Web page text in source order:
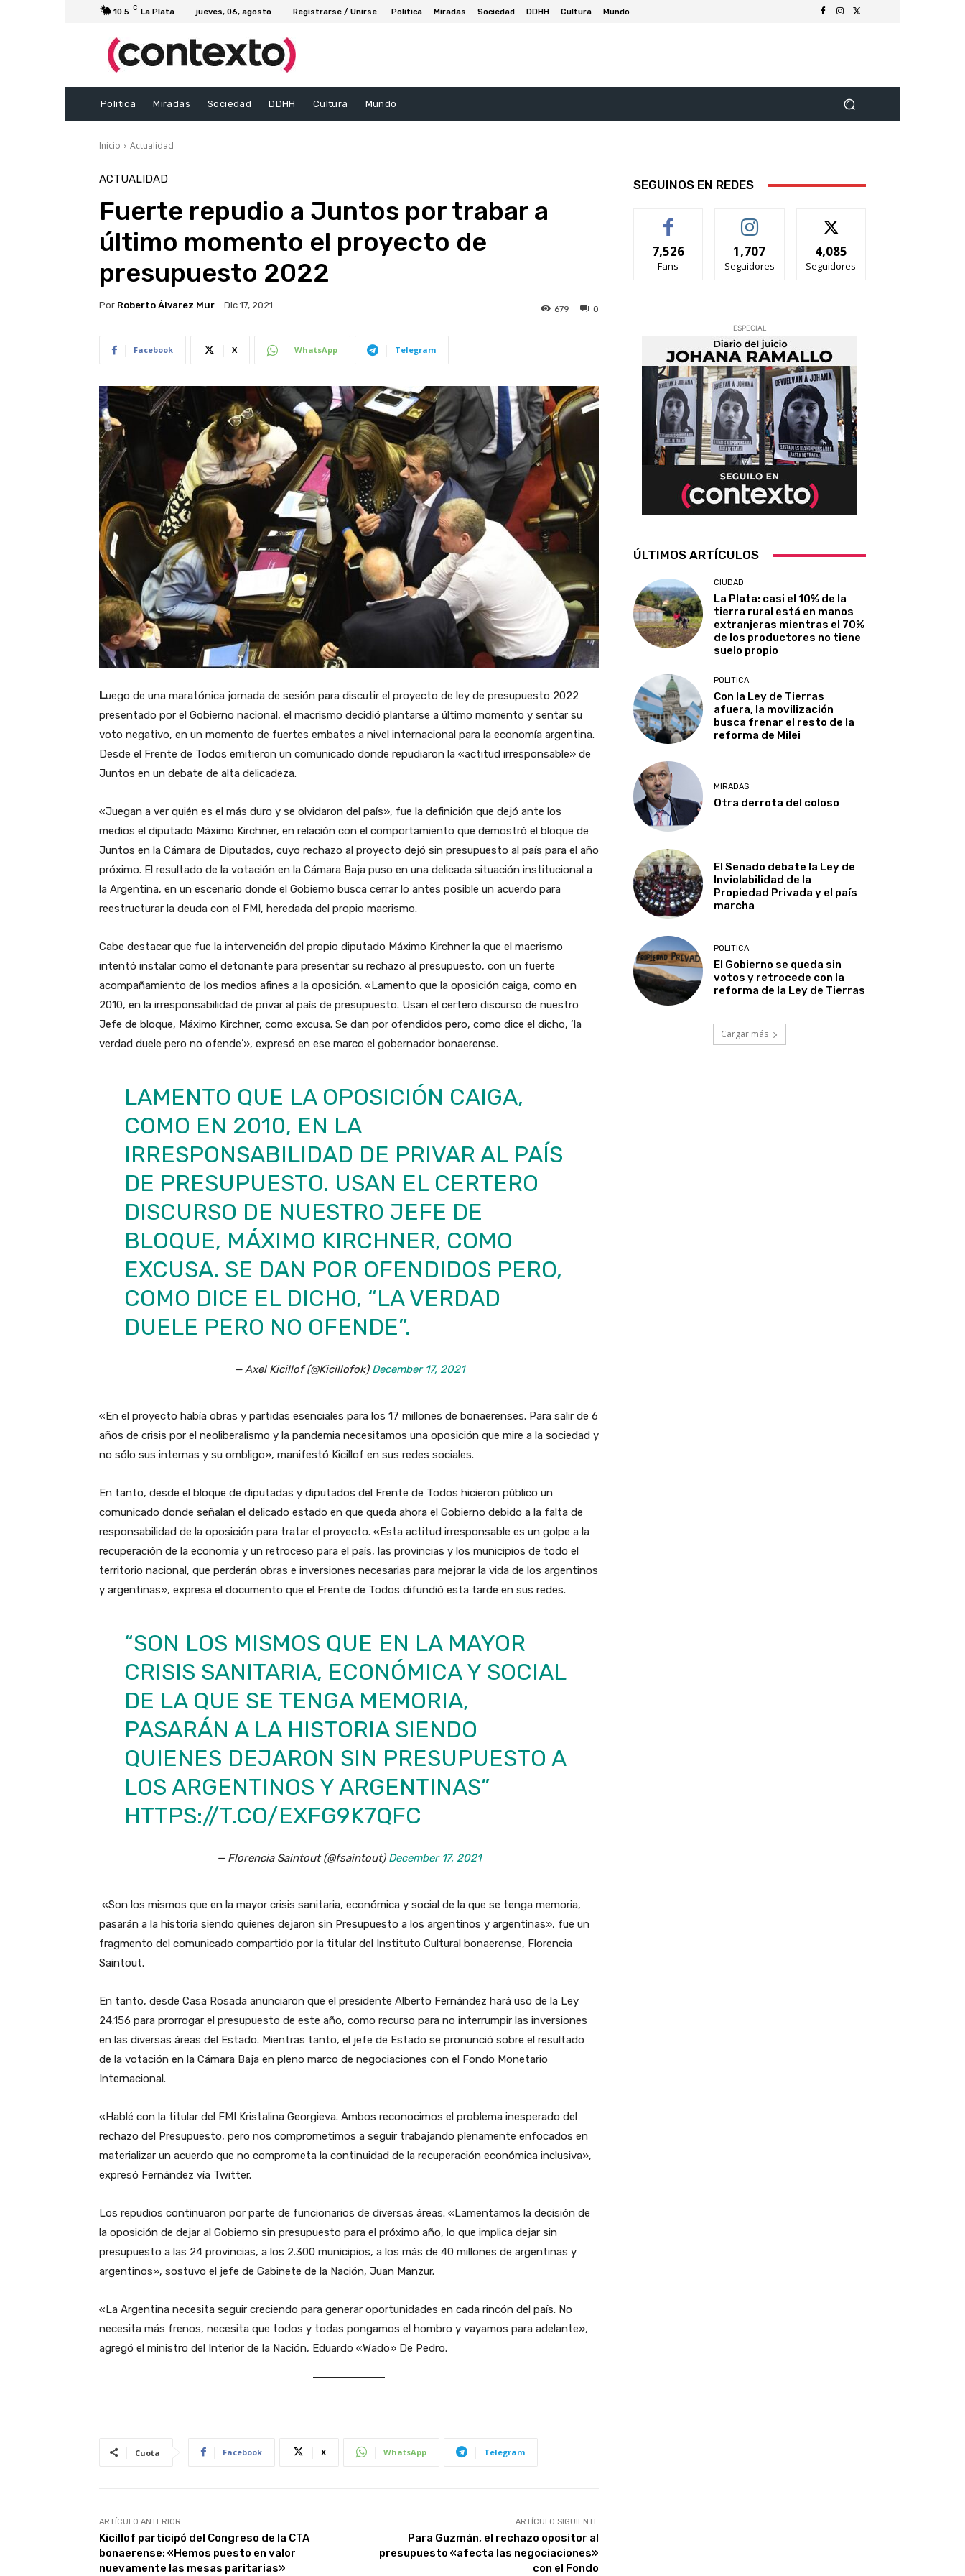
10.5 C La Plata jueves, 06, agosto Registrarse / Unirse Politica Miradas Sociedad DDHH Cultura Mundo
Politica Miradas Sociedad DDHH Cultura Mundo
Inicio Actualidad
ACTUALIDAD
Fuerte repudio a Juntos por trabar a
último momento el proyecto de
presupuesto 2022
Por Roberto Álvarez Mur Dic 17, 2021 0
679
Facebook X WhatsApp Telegram
Luego de una maratónica jornada de sesión para discutir el proyecto de ley de presupuesto 2022
presentado por el Gobierno nacional, el macrismo decidió plantarse a último momento y sentar su
voto negativo, en un momento de fuertes embates a nivel internacional para la economía argentina.
Desde el Frente de Todos emitieron un comunicado donde repudiaron la «actitud irresponsable» de
Juntos en un debate de alta delicadeza.
«Juegan a ver quién es el más duro y se olvidaron del país», fue la definición que dejó ante los
medios el diputado Máximo Kirchner, en relación con el comportamiento que demostró el bloque de
Juntos en la Cámara de Diputados, cuyo rechazo al proyecto dejó sin presupuesto al país para el año
próximo. El resultado de la votación en la Cámara Baja puso en una delicada situación institucional a
la Argentina, en un escenario donde el Gobierno busca cerrar lo antes posible un acuerdo para
reestructurar la deuda con el FMI, heredada del propio macrismo.
Cabe destacar que fue la intervención del propio diputado Máximo Kirchner la que el macrismo
intentó instalar como el detonante para presentar su rechazo al presupuesto, con un fuerte
acompañamiento de los medios afines a la oposición. «Lamento que la oposición caiga, como en
2010, en la irresponsabilidad de privar al país de presupuesto. Usan el certero discurso de nuestro
Jefe de bloque, Máximo Kirchner, como excusa. Se dan por ofendidos pero, como dice el dicho, ‘la
verdad duele pero no ofende’», expresó en ese marco el gobernador bonaerense.
LAMENTO QUE LA OPOSICIÓN CAIGA,
COMO EN 2010, EN LA
IRRESPONSABILIDAD DE PRIVAR AL PAÍS
DE PRESUPUESTO. USAN EL CERTERO
DISCURSO DE NUESTRO JEFE DE
BLOQUE, MÁXIMO KIRCHNER, COMO
EXCUSA. SE DAN POR OFENDIDOS PERO,
COMO DICE EL DICHO, “LA VERDAD
DUELE PERO NO OFENDE”.
— Axel Kicillof (@Kicillofok) December 17, 2021
«En el proyecto había obras y partidas esenciales para los 17 millones de bonaerenses. Para salir de 6
años de crisis por el neoliberalismo y la pandemia necesitamos una oposición que mire a la sociedad y
no sólo sus internas y su ombligo», manifestó Kicillof en sus redes sociales.
En tanto, desde el bloque de diputadas y diputados del Frente de Todos hicieron público un
comunicado donde señalan el delicado estado en que queda ahora el Gobierno debido a la falta de
responsabilidad de la oposición para tratar el proyecto. «Esta actitud irresponsable es un golpe a la
recuperación de la economía y un retroceso para el país, las provincias y los municipios de todo el
territorio nacional, que perderán obras e inversiones necesarias para mejorar la vida de los argentinos
y argentinas», expresa el documento que el Frente de Todos difundió esta tarde en sus redes.
“SON LOS MISMOS QUE EN LA MAYOR
CRISIS SANITARIA, ECONÓMICA Y SOCIAL
DE LA QUE SE TENGA MEMORIA,
PASARÁN A LA HISTORIA SIENDO
QUIENES DEJARON SIN PRESUPUESTO A
LOS ARGENTINOS Y ARGENTINAS”
HTTPS://T.CO/EXFG9K7QFC
— Florencia Saintout (@fsaintout) December 17, 2021
«Son los mismos que en la mayor crisis sanitaria, económica y social de la que se tenga memoria,
pasarán a la historia siendo quienes dejaron sin Presupuesto a los argentinos y argentinas», fue un
fragmento del comunicado compartido por la titular del Instituto Cultural bonaerense, Florencia
Saintout.
En tanto, desde Casa Rosada anunciaron que el presidente Alberto Fernández hará uso de la Ley
24.156 para prorrogar el presupuesto de este año, como recurso para no interrumpir las inversiones
en las diversas áreas del Estado. Mientras tanto, el jefe de Estado se pronunció sobre el resultado
de la votación en la Cámara Baja en pleno marco de negociaciones con el Fondo Monetario
Internacional.
«Hablé con la titular del FMI Kristalina Georgieva. Ambos reconocimos el problema inesperado del
rechazo del Presupuesto, pero nos comprometimos a seguir trabajando plenamente enfocados en
materializar un acuerdo que no comprometa la continuidad de la recuperación económica inclusiva»,
expresó Fernández vía Twitter.
Los repudios continuaron por parte de funcionarios de diversas áreas. «Lamentamos la decisión de
la oposición de dejar al Gobierno sin presupuesto para el próximo año, lo que implica dejar sin
presupuesto a las 24 provincias, a los 2.300 municipios, a los más de 40 millones de argentinas y
argentinos», sostuvo el jefe de Gabinete de la Nación, Juan Manzur.
«La Argentina necesita seguir creciendo para generar oportunidades en cada rincón del país. No
necesita más frenos, necesita que todos y todas pongamos el hombro y vayamos para adelante»,
agregó el ministro del Interior de la Nación, Eduardo «Wado» De Pedro.
Cuota Facebook X WhatsApp Telegram
ARTÍCULO ANTERIOR
Kicillof participó del Congreso de la CTA
bonaerense: «Hemos puesto en valor
nuevamente las mesas paritarias»
ARTÍCULO SIGUIENTE
Para Guzmán, el rechazo opositor al
presupuesto «afecta las negociaciones»
con el Fondo
SEGUINOS EN REDES
7,526
Fans
1,707
Seguidores
4,085
Seguidores
ESPECIAL
ÚLTIMOS ARTÍCULOS
CIUDAD
La Plata: casi el 10% de la
tierra rural está en manos
extranjeras mientras el 70%
de los productores no tiene
suelo propio
POLITICA
Con la Ley de Tierras
afuera, la movilización
busca frenar el resto de la
reforma de Milei
MIRADAS
Otra derrota del coloso
El Senado debate la Ley de
Inviolabilidad de la
Propiedad Privada y el país
marcha
POLITICA
El Gobierno se queda sin
votos y retrocede con la
reforma de la Ley de Tierras
Cargar más